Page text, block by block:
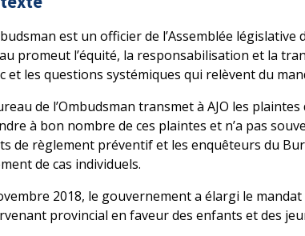
est un officier de l’Assemblée
promeut l’équité, la responsabilisation et la
et les questions systémiques qui relèvent du
de l’Ombudsman transmet à AJO les
à bon nombre de ces plaintes et n’a pas
de règlement préventif et les enquêteurs du
de cas individuels.
2018, le gouvernement a élargi le
provincial en faveur des enfants et des